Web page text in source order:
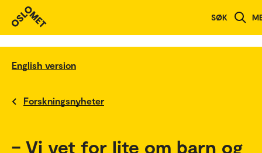
SØK
English version
Forskningsnyheter
– Vi vet for lite om barn og